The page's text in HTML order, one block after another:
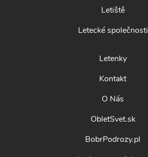
Letiště
Letecké společnosti
Letenky
Kontakt
O Nás
ObletSvet.sk
BobrPodrozy.pl